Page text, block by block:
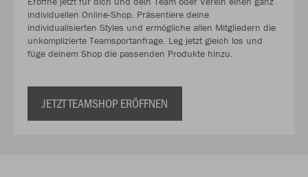
individuellen Online-Shop. Präsentiere deine
individualisierten Styles und ermögliche allen Mitgliedern die
unkomplizierte Teamsportanfrage. Leg jetzt gleich los und
füge deinem Shop die passenden Produkte hinzu.
JETZT TEAMSHOP ERÖFFNEN